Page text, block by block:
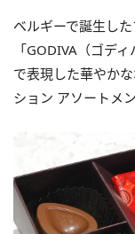
ベルギーで誕生し
「GODIVA（ゴデ
で表現した華やか
ション アソートメ